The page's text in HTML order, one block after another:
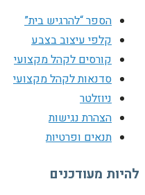
הספר “להרגיש בית”
קלפי עיצוב בצבע
קורסים לקהל מקצועי
סדנאות לקהל מקצועי
ניוזלטר
הצהרת נגישות
תנאים ופרטיות
להיות מעודכנים